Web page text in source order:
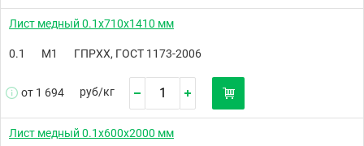
Лист медный 0.1х710х1410 мм
0.1 М1 ГПРХХ, ГОСТ 1173-2006
от 1 694 руб/кг
Лист медный 0.1х600х2000 мм